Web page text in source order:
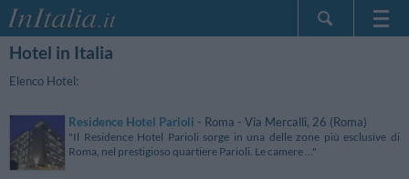
Lingua
Hotel in Italia
Elenco Hotel:
Residence Hotel Parioli - Roma - Via Mercalli, 26 (Roma)
"Il Residence Hotel Parioli sorge in una delle zone più esclusive di
Roma, nel prestigioso quartiere Parioli. Le camere ..."